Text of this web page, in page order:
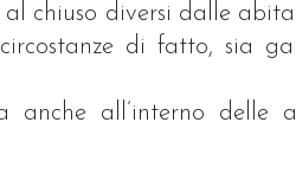
chiuso diversi dalle
di fatto, sia
anche all’interno